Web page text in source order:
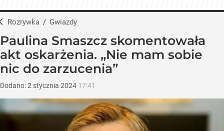
Rozrywka / Gwiazdy
Paulina Smaszcz skomentowała
akt oskarżenia. „Nie mam sobie
nic do zarzucenia”
Dodano:2 stycznia 2024 17:41